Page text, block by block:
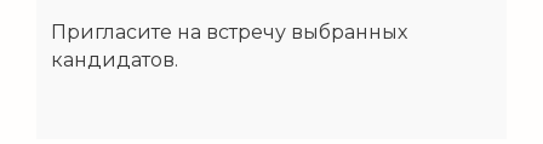
Пригласите на встречу выбранных
кандидатов.